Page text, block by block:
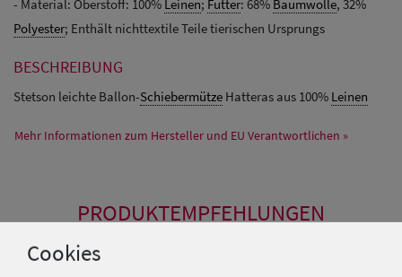
- Material: Oberstoff: 100% Leinen; Futter: 68% Baumwolle, 32%
Polyester; Enthält nichttextile Teile tierischen Ursprungs
BESCHREIBUNG
Stetson leichte Ballon-Schiebermütze Hatteras aus 100% Leinen
Mehr Informationen zum Hersteller und EU Verantwortlichen »
PRODUKTEMPFEHLUNGEN
Cookies